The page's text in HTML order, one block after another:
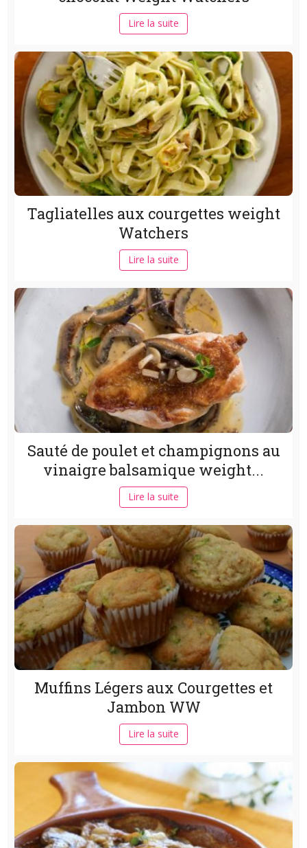
Lire la suite
Tagliatelles aux courgettes weight
Watchers
Lire la suite
Sauté de poulet et champignons au
vinaigre balsamique weight...
Lire la suite
Muffins Légers aux Courgettes et
Jambon WW
Lire la suite